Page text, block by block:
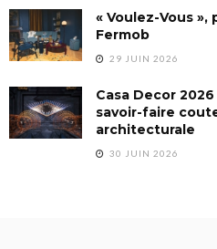
« Voulez-Vous
Fermob
29 JUIN 2026
Casa Decor
savoir-faire
architecturale
30 JUIN 2026